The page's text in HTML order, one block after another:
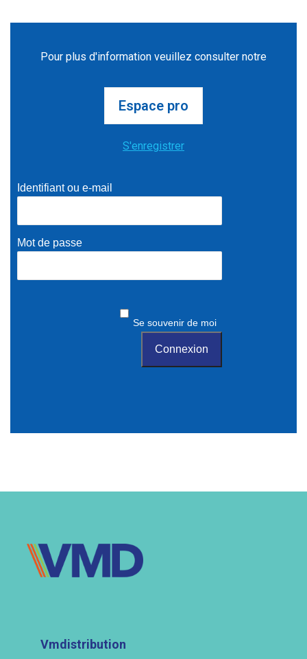
Pour plus d'information veuillez consulter notre
Espace pro
S'enregistrer
Identifiant ou e-mail
Mot de passe
Se souvenir de moi
Vmdistribution